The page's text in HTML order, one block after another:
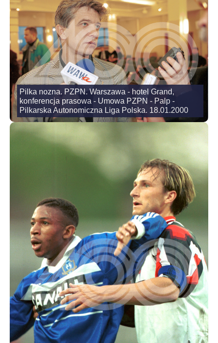
Pilka nozna. PZPN. Warszawa - hotel Grand,
konferencja prasowa - Umowa PZPN - Palp -
Pilkarska Autonomiczna Liga Polska. 18.01.2000